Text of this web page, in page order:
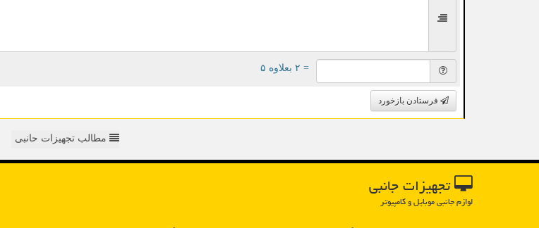
= ۲ بعلاوه ۵
فرستادن بازخورد
مطالب تجهیزات حانبی
تجهیزات جانبی
لوازم جانبی موبایل و کامپیوتر